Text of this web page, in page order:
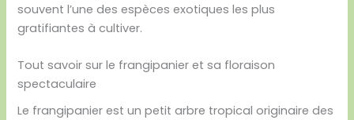
souvent l’une des espèces exotiques les plus
gratifiantes à cultiver.
Tout savoir sur le frangipanier et sa floraison
spectaculaire
Le frangipanier est un petit arbre tropical originaire des